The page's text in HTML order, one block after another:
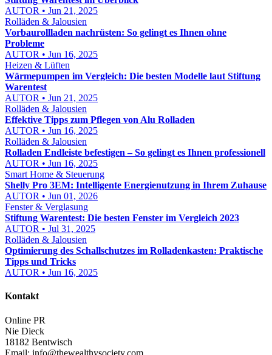
AUTOR • Jun 21, 2025
Rolläden & Jalousien
Vorbaurollladen nachrüsten: So gelingt es Ihnen ohne
Probleme
AUTOR • Jun 16, 2025
Heizen & Lüften
Wärmepumpen im Vergleich: Die besten Modelle laut Stiftung
Warentest
AUTOR • Jun 21, 2025
Rolläden & Jalousien
Effektive Tipps zum Pflegen von Alu Rolladen
AUTOR • Jun 16, 2025
Rolläden & Jalousien
Rolladen Endleiste befestigen – So gelingt es Ihnen professionell
AUTOR • Jun 16, 2025
Smart Home & Steuerung
Shelly Pro 3EM: Intelligente Energienutzung in Ihrem Zuhause
AUTOR • Jun 01, 2026
Fenster & Verglasung
Stiftung Warentest: Die besten Fenster im Vergleich 2023
AUTOR • Jul 31, 2025
Rolläden & Jalousien
Optimierung des Schallschutzes im Rolladenkasten: Praktische
Tipps und Tricks
AUTOR • Jun 16, 2025
Kontakt
Online PR
Nie Dieck
18182 Bentwisch
Email: info@thewealthysociety.com